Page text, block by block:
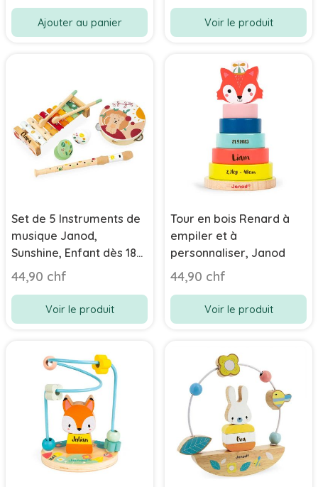
Ajouter au panier Voir le produit
Set de 5 Instruments de
musique Janod,
Sunshine, Enfant dès 18
mois
44,90 chf
Voir le produit
Tour en bois Renard à
empiler et à
personnaliser, Janod
44,90 chf
Voir le produit